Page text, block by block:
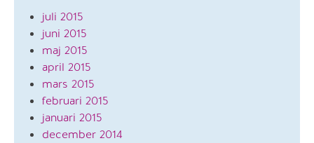
juli 2015
juni 2015
maj 2015
april 2015
mars 2015
februari 2015
januari 2015
december 2014